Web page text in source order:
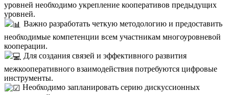
уровней необходимо укрепление кооперативов предыдущих
уровней.
Важно разработать четкую методологию и предоставить
необходимые компетенции всем участникам многоуровневой
кооперации.
Для создания связей и эффективного развития
межкооперативного взаимодействия потребуются цифровые
инструменты.
Необходимо запланировать серию дискуссионных